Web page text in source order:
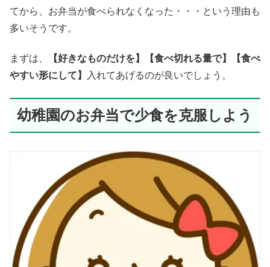
てから、お弁当が食べられなくなった・・・という理由も
多いそうです。
まずは、
【好きなものだけを】【食べ切れる量で】【食べ
やすい形にして】
入れてあげるのが良いでしょう。
幼稚園のお弁当で少食を克服しよう